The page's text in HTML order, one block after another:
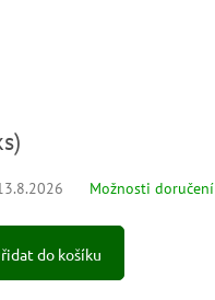
)
Možnosti doručení
do košíku